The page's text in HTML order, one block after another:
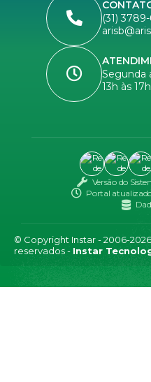
(31) 3789-
Segunda
13h às 17h
Versão do
Portal
© Copyright Instar - 2006-
reservados - Instar